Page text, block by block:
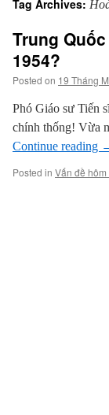
Tag Archives:
Trung
1954?
Posted on 19 Tháng
Phó Giáo sư Tiến
chính thống! Vừa
Continue reading
Posted in Vấn đề hôm